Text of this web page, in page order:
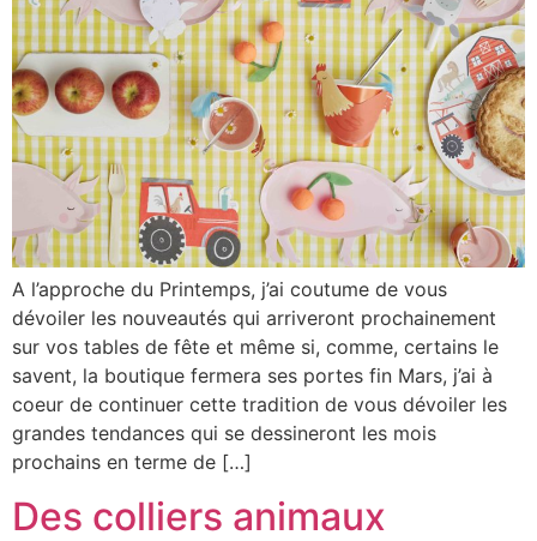
A l’approche du Printemps, j’ai coutume de vous
dévoiler les nouveautés qui arriveront prochainement
sur vos tables de fête et même si, comme, certains le
savent, la boutique fermera ses portes fin Mars, j’ai à
coeur de continuer cette tradition de vous dévoiler les
grandes tendances qui se dessineront les mois
prochains en terme de […]
Des colliers animaux